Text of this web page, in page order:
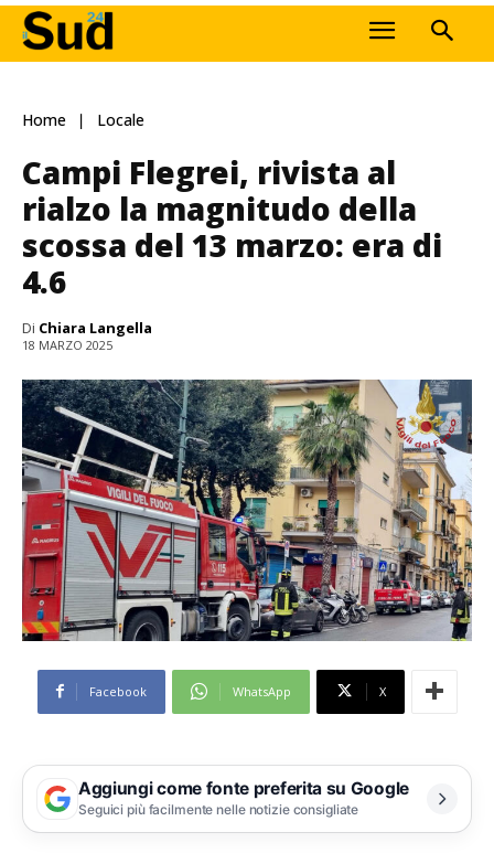
Home Locale
Campi Flegrei, rivista al
rialzo la magnitudo della
scossa del 13 marzo: era di
4.6
Di Chiara Langella
18 MARZO 2025
Facebook WhatsApp X
Aggiungi come fonte preferita su Google
Seguici più facilmente nelle notizie consigliate